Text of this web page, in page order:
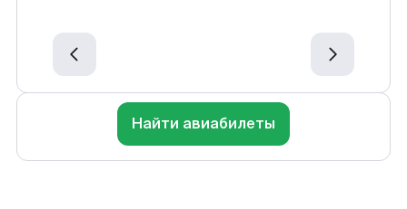
Найти авиабилеты